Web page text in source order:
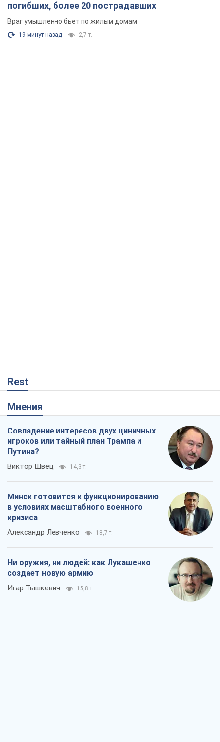
погибших, более 20 пострадавших
Враг умышленно бьет по жилым домам
19 минут назад 2,7 т.
Rest
Мнения
Совпадение интересов двух циничных
игроков или тайный план Трампа и
Путина?
Виктор Швец 14,3 т.
Минск готовится к функционированию
в условиях масштабного военного
кризиса
Александр Левченко 18,7 т.
Ни оружия, ни людей: как Лукашенко
создает новую армию
Игар Тышкевич 15,8 т.